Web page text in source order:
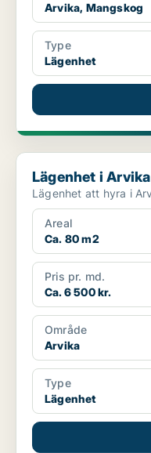
Arvika, Mangskog
Type
Lägenhet
Lägenhet i Arvika
Lägenhet i Arvika
Areal
Ca. 80 m2
Pris pr. md.
Ca. 6 500 kr.
Område
Arvika
Type
Lägenhet